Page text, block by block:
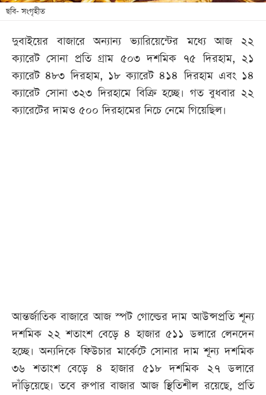
শিক্ষা
সব
বিভাগ
ছবি- সংগৃহীত
দুবাইয়ের বাজারে অন্যান্য ভ্যারিয়েন্টের মধ্যে আজ ২২
ক্যারেট সোনা প্রতি গ্রাম ৫০৩ দশমিক ৭৫ দিরহাম, ২১
ক্যারেট ৪৮৩ দিরহাম, ১৮ ক্যারেট ৪১৪ দিরহাম এবং ১৪
ক্যারেট সোনা ৩২৩ দিরহামে বিক্রি হচ্ছে। গত বুধবার ২২
ক্যারেটের দামও ৫০০ দিরহামের নিচে নেমে গিয়েছিল।
আন্তর্জাতিক বাজারে আজ স্পট গোল্ডের দাম আউন্সপ্রতি শূন্য
দশমিক ২২ শতাংশ বেড়ে ৪ হাজার ৫১১ ডলারে লেনদেন
হচ্ছে। অন্যদিকে ফিউচার মার্কেটে সোনার দাম শূন্য দশমিক
৩৬ শতাংশ বেড়ে ৪ হাজার ৫১৮ দশমিক ২৭ ডলারে
দাঁড়িয়েছে। তবে রুপার বাজার আজ স্থিতিশীল রয়েছে, প্রতি